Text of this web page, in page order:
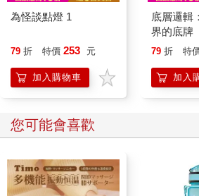
為怪談點燈 1
79 折 特價 253 元
加入購物車
底層邏輯
界的底牌
79 折 特
加入
您可能會喜歡